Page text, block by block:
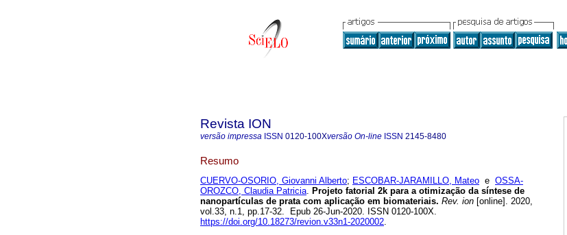
Revista ION
versão impressa ISSN 0120-100Xversão On-line ISSN 2145-8480
Resumo
CUERVO-OSORIO, Giovanni Alberto; ESCOBAR-JARAMILLO, Mateo e OSSA-
OROZCO, Claudia Patricia. Projeto fatorial 2k para a otimização da síntese de
nanopartículas de prata com aplicação em biomateriais. Rev. ion [online]. 2020,
vol.33, n.1, pp.17-32. Epub 26-Jun-2020. ISSN 0120-100X.
https://doi.org/10.18273/revion.v33n1-2020002.